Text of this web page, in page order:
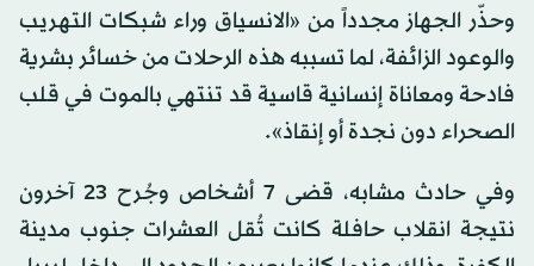
وحذّر الجهاز مجدداً من «الانسياق وراء شبكات التهريب
والوعود الزائفة، لما تسببه هذه الرحلات من خسائر بشرية
فادحة ومعاناة إنسانية قاسية قد تنتهي بالموت في قلب
الصحراء دون نجدة أو إنقاذ».
وفي حادث مشابه، قضى 7 أشخاص وجُرح 23 آخرون
نتيجة انقلاب حافلة كانت تُقل العشرات جنوب مدينة